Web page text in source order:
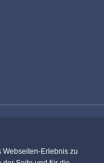
Bauen.deErlebnis zu